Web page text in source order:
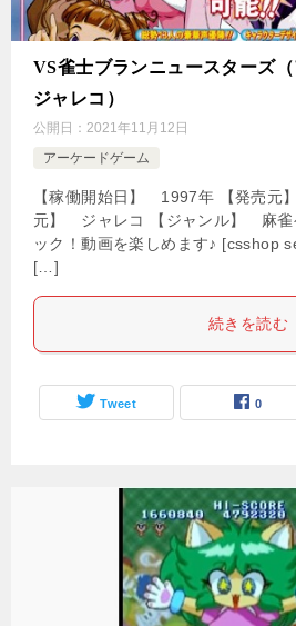
VS雀士ブランニュースターズ
ジャレコ）
公開日： 2021年11月12日
アーケードゲーム
【稼働開始日】 1997年 【発売元
元】 ジャレコ 【ジャンル】 麻雀
ック！動画を楽しめます♪ [csshop
[…]
続きを読む
Tweet 0